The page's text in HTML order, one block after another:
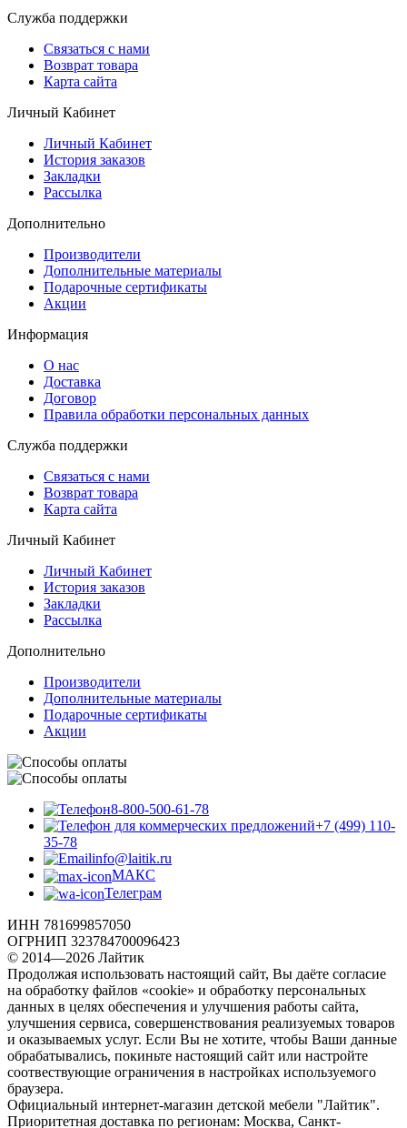
Служба поддержки
Связаться с нами
Возврат товара
Карта сайта
Личный Кабинет
Личный Кабинет
История заказов
Закладки
Рассылка
Дополнительно
Производители
Дополнительные материалы
Подарочные сертификаты
Акции
Информация
О нас
Доставка
Договор
Правила обработки персональных данных
Служба поддержки
Связаться с нами
Возврат товара
Карта сайта
Личный Кабинет
Личный Кабинет
История заказов
Закладки
Рассылка
Дополнительно
Производители
Дополнительные материалы
Подарочные сертификаты
Акции
8-800-500-61-78
+7 (499) 110-
35-78
info@laitik.ru
МАКС
Телеграм
ИНН 781699857050
ОГРНИП 323784700096423
© 2014—2026 Лайтик
Продолжая использовать настоящий сайт, Вы даёте согласие
на обработку файлов «cookie» и обработку персональных
данных в целях обеспечения и улучшения работы сайта,
улучшения сервиса, совершенствования реализуемых товаров
и оказываемых услуг. Если Вы не хотите, чтобы Ваши данные
обрабатывались, покиньте настоящий сайт или настройте
соотвествующие ограничения в настройках используемого
браузера.
Официальный интернет-магазин детской мебели "Лайтик".
Приоритетная доставка по регионам: Москва, Санкт-